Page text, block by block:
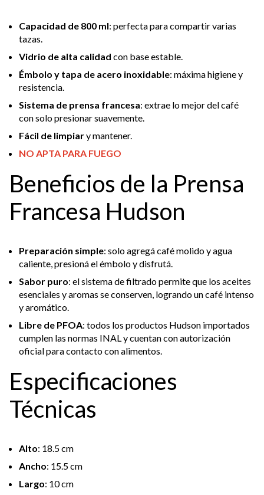
Capacidad de 800 ml: perfecta para compartir varias
tazas.
Vidrio de alta calidad con base estable.
Émbolo y tapa de acero inoxidable: máxima higiene y
resistencia.
Sistema de prensa francesa: extrae lo mejor del café
con solo presionar suavemente.
Fácil de limpiary mantener.
NO APTA PARA FUEGO
Beneficios de la Prensa
Francesa Hudson
Preparación simple: solo agregá café molido y agua
caliente, presioná el émbolo y disfrutá.
Sabor puro: el sistema de filtrado permite que los aceites
esenciales y aromas se conserven, logrando un café intenso
y aromático.
Libre de PFOA: todos los productos Hudson importados
cumplen las normas INAL y cuentan con autorización
oficial para contacto con alimentos.
Especificaciones
Técnicas
Alto: 18.5 cm
Ancho: 15.5 cm
Largo: 10 cm